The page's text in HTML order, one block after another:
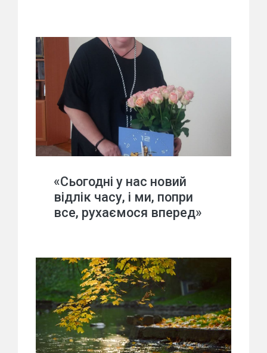
«Сьогодні у нас новий
відлік часу, і ми, попри
все, рухаємося вперед»